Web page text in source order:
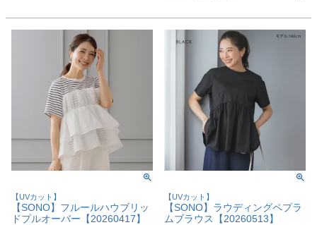
【UVカット】
【SONO】フルールハウブリッ
ドプルオーバー【20260417】
【UVカット】
【SONO】ラウディングペプラ
ムブラウス【20260513】